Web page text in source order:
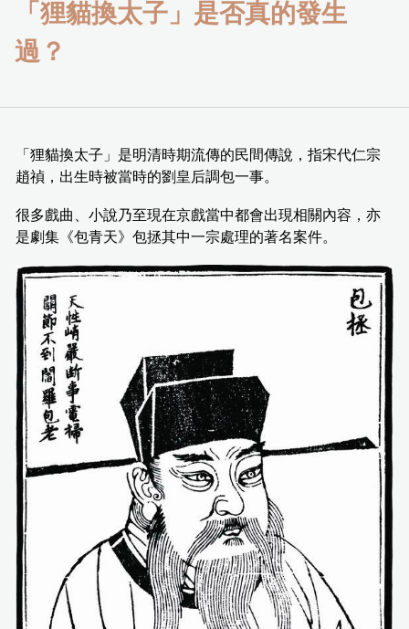
「狸貓換太子」是否真的發生
過？
「狸貓換太子」是明清時期流傳的民間傳說，指宋代仁宗
趙禎，出生時被當時的劉皇后調包一事。
很多戲曲、小說乃至現在京戲當中都會出現相關內容，亦
是劇集《包青天》包拯其中一宗處理的著名案件。